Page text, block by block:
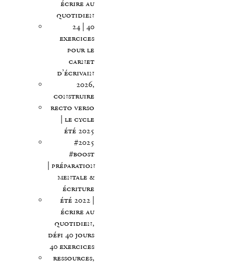
écrire au
quotidien
24 | 40
exercices
pour le
carnet
d’écrivain
2026,
construire
recto verso
| le cycle
été 2025
#2025
#boost
| préparation
mentale &
écriture
été 2022 |
écrire au
quotidien,
défi 40 jours
40 exercices
ressources,